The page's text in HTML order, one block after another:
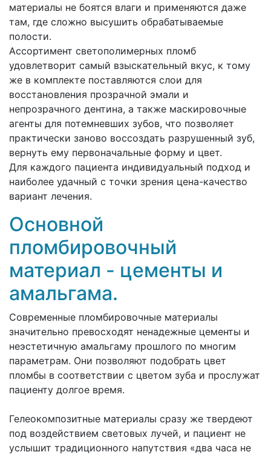
материалы не боятся влаги и применяются даже
там, где сложно высушить обрабатываемые
полости.
Ассортимент светополимерных пломб
удовлетворит самый взыскательный вкус, к тому
же в комплекте поставляются слои для
восстановления прозрачной эмали и
непрозрачного дентина, а также маскировочные
агенты для потемневших зубов, что позволяет
практически заново воссоздать разрушенный зуб,
вернуть ему первоначальные форму и цвет.
Для каждого пациента индивидуальный подход и
наиболее удачный с точки зрения цена-качество
вариант лечения.
Основной
пломбировочный
материал - цементы и
амальгама.
Современные пломбировочные материалы
значительно превосходят ненадежные цементы и
неэстетичную амальгаму прошлого по многим
параметрам. Они позволяют подобрать цвет
пломбы в соответствии с цветом зуба и прослужат
пациенту долгое время.
Гелеокомпозитные материалы сразу же твердеют
под воздействием световых лучей, и пациент не
услышит традиционного напутствия «два часа не